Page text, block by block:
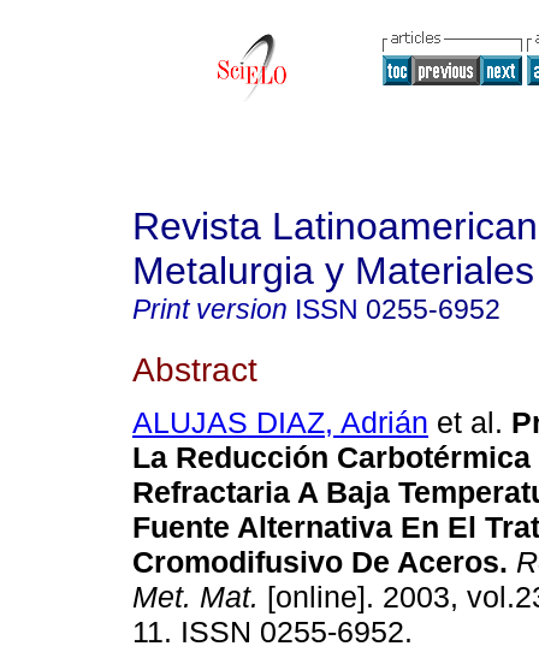
Revista
Metalurgia y Materiales
Print version ISSN 0255-6952
Abstract
ALUJAS DIAZ, Adrián et al.
La Reducción Carbotérmica
Refractaria A Baja
Fuente Alternativa En El
Cromodifusivo De Aceros.
Met. Mat. [online]. 2003,
11. ISSN 0255-6952.